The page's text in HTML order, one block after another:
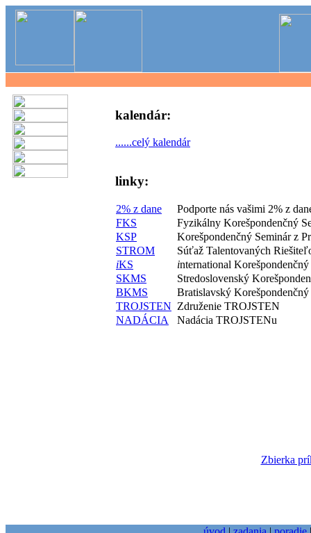
kalendár:
......celý kalendár
linky:
2% z dane
Podporte nás vašimi 2% z
FKS
Fyzikálny Korešpondenčný
KSP
Korešpondenčný Seminár z
STROM
Súťaž Talentovaných
iKS international Korešpondenčný
SKMS
Stredoslovenský
BKMS
Bratislavský
TROJSTEN Združenie TROJSTEN
NADÁCIA
Nadácia TROJSTENu
Zbierka